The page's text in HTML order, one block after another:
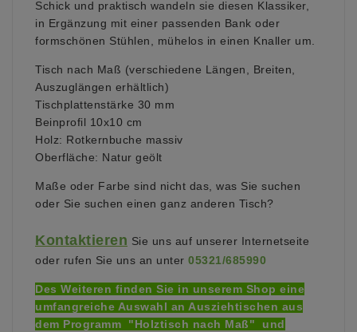
Schick und praktisch wandeln sie diesen Klassiker,
in Ergänzung mit einer passenden Bank oder
formschönen Stühlen, mühelos in einen Knaller um.
Tisch nach Maß (verschiedene Längen, Breiten,
Auszuglängen erhältlich)
Tischplattenstärke 30 mm
Beinprofil 10x10 cm
Holz: Rotkernbuche massiv
Oberfläche: Natur geölt
Maße oder Farbe sind nicht das, was Sie suchen
oder Sie suchen einen ganz anderen Tisch?
Kontaktieren Sie uns auf unserer Internetseite
oder rufen Sie uns an unter 05321/685990
Des Weiteren finden Sie in unserem Shop eine
umfangreiche Auswahl an Ausziehtischen aus
dem Programm "Holztisch nach Maß" und